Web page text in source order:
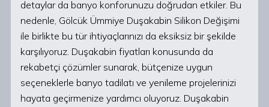
detaylar da banyo konforunuzu doğrudan etkiler. Bu
nedenle, Gölcük Ümmiye Duşakabin Silikon Değişimi
ile birlikte bu tür ihtiyaçlarınızı da eksiksiz bir şekilde
karşılıyoruz. Duşakabin fiyatları konusunda da
rekabetçi çözümler sunarak, bütçenize uygun
seçeneklerle banyo tadilatı ve yenileme projelerinizi
hayata geçirmenize yardımcı oluyoruz. Duşakabin